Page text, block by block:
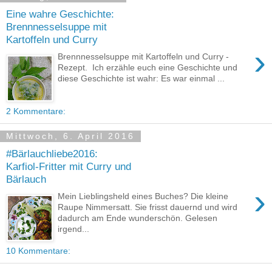
Eine wahre Geschichte:
Brennnesselsuppe mit
Kartoffeln und Curry
›
Brennnesselsuppe mit Kartoffeln und Curry -
Rezept. Ich erzähle euch eine Geschichte und
diese Geschichte ist wahr: Es war einmal ...
2 Kommentare:
Mittwoch, 6. April 2016
#Bärlauchliebe2016:
Karfiol-Fritter mit Curry und
Bärlauch
›
Mein Lieblingsheld eines Buches? Die kleine
Raupe Nimmersatt. Sie frisst dauernd und wird
dadurch am Ende wunderschön. Gelesen
irgend...
10 Kommentare: